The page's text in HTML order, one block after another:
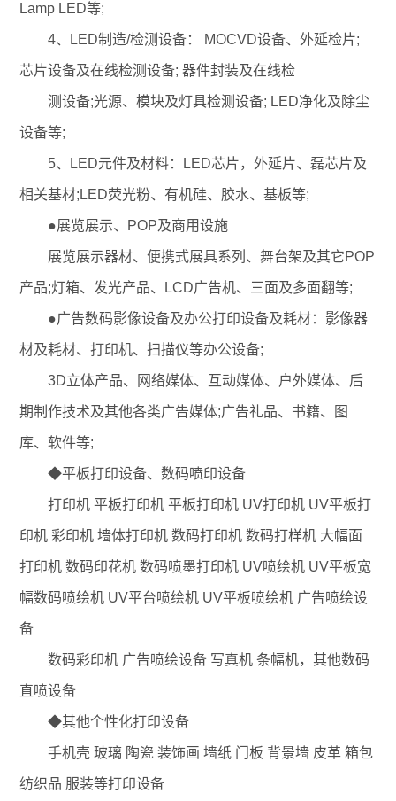
Lamp LED等;
4、LED制造/检测设备： MOCVD设备、外延检片;
芯片设备及在线检测设备; 器件封装及在线检
测设备;光源、模块及灯具检测设备; LED净化及除尘
设备等;
5、LED元件及材料：LED芯片，外延片、磊芯片及
相关基材;LED荧光粉、有机硅、胶水、基板等;
●展览展示、POP及商用设施
展览展示器材、便携式展具系列、舞台架及其它POP
产品;灯箱、发光产品、LCD广告机、三面及多面翻等;
●广告数码影像设备及办公打印设备及耗材：影像器
材及耗材、打印机、扫描仪等办公设备;
3D立体产品、网络媒体、互动媒体、户外媒体、后
期制作技术及其他各类广告媒体;广告礼品、书籍、图
库、软件等;
◆平板打印设备、数码喷印设备
打印机 平板打印机 平板打印机 UV打印机 UV平板打
印机 彩印机 墙体打印机 数码打印机 数码打样机 大幅面
打印机 数码印花机 数码喷墨打印机 UV喷绘机 UV平板宽
幅数码喷绘机 UV平台喷绘机 UV平板喷绘机 广告喷绘设
备
数码彩印机 广告喷绘设备 写真机 条幅机，其他数码
直喷设备
◆其他个性化打印设备
手机壳 玻璃 陶瓷 装饰画 墙纸 门板 背景墙 皮革 箱包
纺织品 服装等打印设备